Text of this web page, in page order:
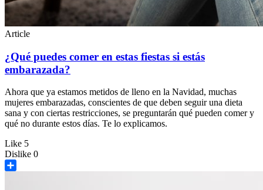
Article
¿Qué puedes comer en estas fiestas si estás
embarazada?
Ahora que ya estamos metidos de lleno en la Navidad, muchas
mujeres embarazadas, conscientes de que deben seguir una dieta
sana y con ciertas restricciones, se preguntarán qué pueden comer y
qué no durante estos días. Te lo explicamos.
Like 5
Dislike 0